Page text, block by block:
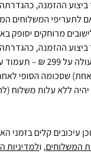
עסקים ממועד ביצוע ההזמנה,
המשלוחים
מרוחקים יסופק
עסקים ממועד ביצוע ההזמנה,
שסכומה הסופי
עיכובים קלים בזמני
המשלוחים, ולמדיניות